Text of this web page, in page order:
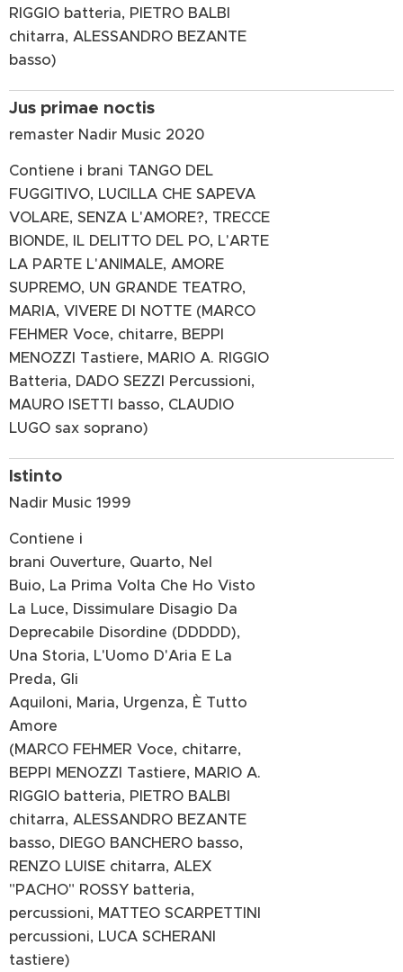
RIGGIO batteria, PIETRO BALBI
chitarra, ALESSANDRO BEZANTE
basso)
Jus primae noctis
remaster Nadir Music 2020
Contiene i brani TANGO DEL
FUGGITIVO, LUCILLA CHE SAPEVA
VOLARE, SENZA L'AMORE?, TRECCE
BIONDE, IL DELITTO DEL PO, L'ARTE
LA PARTE L'ANIMALE, AMORE
SUPREMO, UN GRANDE TEATRO,
MARIA, VIVERE DI NOTTE (MARCO
FEHMER Voce, chitarre, BEPPI
MENOZZI Tastiere, MARIO A. RIGGIO
Batteria, DADO SEZZI Percussioni,
MAURO ISETTI basso, CLAUDIO
LUGO sax soprano)
Istinto
Nadir Music 1999
Contiene i
brani Ouverture, Quarto, Nel
Buio, La Prima Volta Che Ho Visto
La Luce, Dissimulare Disagio Da
Deprecabile Disordine (DDDDD),
Una Storia, L'Uomo D'Aria E La
Preda, Gli
Aquiloni, Maria, Urgenza, È Tutto
Amore
(MARCO FEHMER Voce, chitarre,
BEPPI MENOZZI Tastiere, MARIO A.
RIGGIO batteria, PIETRO BALBI
chitarra, ALESSANDRO BEZANTE
basso, DIEGO BANCHERO basso,
RENZO LUISE chitarra, ALEX
"PACHO" ROSSY batteria,
percussioni, MATTEO SCARPETTINI
percussioni, LUCA SCHERANI
tastiere)